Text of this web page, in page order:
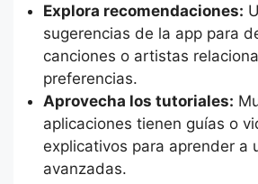
Explora recomendaciones:
sugerencias de la app para
canciones o artistas
preferencias.
Aprovecha los tutoriales:
aplicaciones tienen guías o
explicativos para aprender a
avanzadas.